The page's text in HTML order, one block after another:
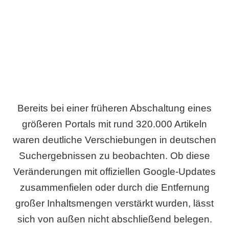
Bereits bei einer früheren Abschaltung eines
größeren Portals mit rund 320.000 Artikeln
waren deutliche Verschiebungen in deutschen
Suchergebnissen zu beobachten. Ob diese
Veränderungen mit offiziellen Google-Updates
zusammenfielen oder durch die Entfernung
großer Inhaltsmengen verstärkt wurden, lässt
sich von außen nicht abschließend belegen.